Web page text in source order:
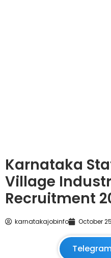
Karnataka
Village
Recruitment
karnatakajobinfo October